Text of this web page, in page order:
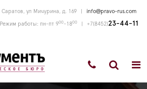
Саратов, ул Мичурина, д. 169 info@pravo-rus.com
Режим работы: пн-пт 900-1800 +7(8452)23-44-11